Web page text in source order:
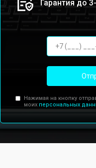
Гарантия до
Нажимая на кнопку
моих персональных